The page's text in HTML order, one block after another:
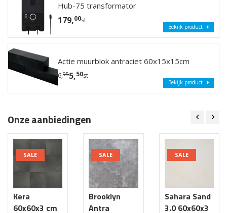
Hub-75 transformator
179,00st
Bekijk product
Actie muurblok antraciet 60x15x15cm
6,955,50st
Bekijk product
Onze aanbiedingen
Kera
60x60x3 cm
SALE
Brooklyn
Antra
SALE
Sahara Sand
3.0 60x60x3
SALE